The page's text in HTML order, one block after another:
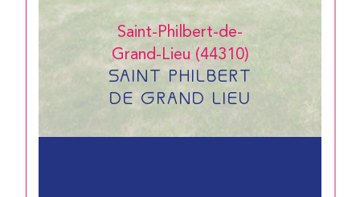
Saint-Philbert-de-
Grand-Lieu (44310)
SAINT PHILBERT
DE GRAND LIEU